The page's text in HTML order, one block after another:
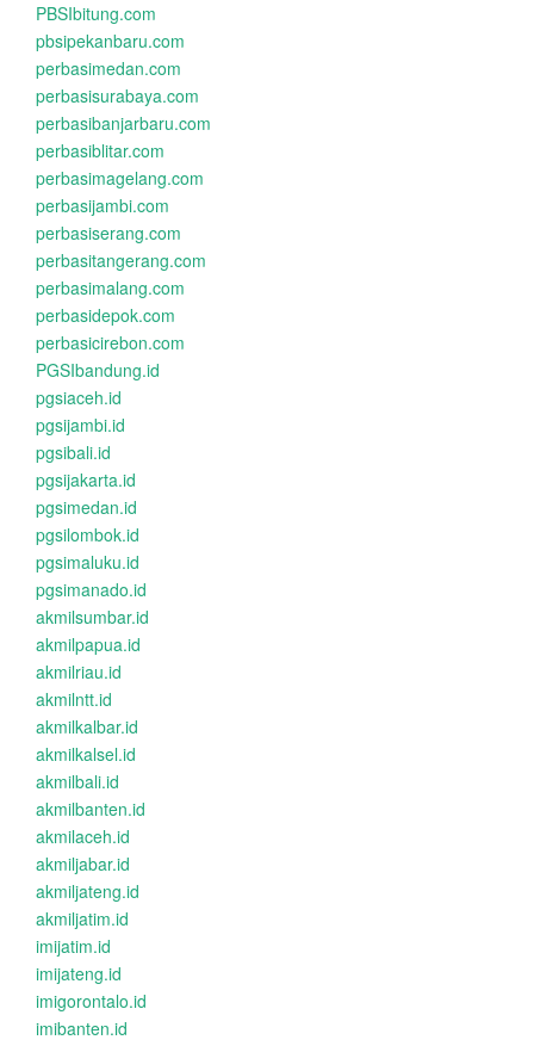
PBSIbitung.com
pbsipekanbaru.com
perbasimedan.com
perbasisurabaya.com
perbasibanjarbaru.com
perbasiblitar.com
perbasimagelang.com
perbasijambi.com
perbasiserang.com
perbasitangerang.com
perbasimalang.com
perbasidepok.com
perbasicirebon.com
PGSIbandung.id
pgsiaceh.id
pgsijambi.id
pgsibali.id
pgsijakarta.id
pgsimedan.id
pgsilombok.id
pgsimaluku.id
pgsimanado.id
akmilsumbar.id
akmilpapua.id
akmilriau.id
akmilntt.id
akmilkalbar.id
akmilkalsel.id
akmilbali.id
akmilbanten.id
akmilaceh.id
akmiljabar.id
akmiljateng.id
akmiljatim.id
imijatim.id
imijateng.id
imigorontalo.id
imibanten.id